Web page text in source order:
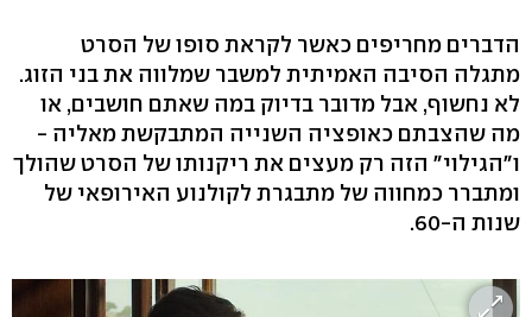
הדברים מחריפים כאשר לקראת סופו של הסרט
מתגלה הסיבה האמיתית למשבר שמלווה את בני הזוג.
לא נחשוף, אבל מדובר בדיוק במה שאתם חושבים, או
מה שהצבתם כאופציה השנייה המתבקשת מאליה -
ו"הגילוי" הזה רק מעצים את ריקנותו של הסרט שהולך
ומתברר כמחווה של מתבגרת לקולנוע האירופאי של
שנות ה-60.